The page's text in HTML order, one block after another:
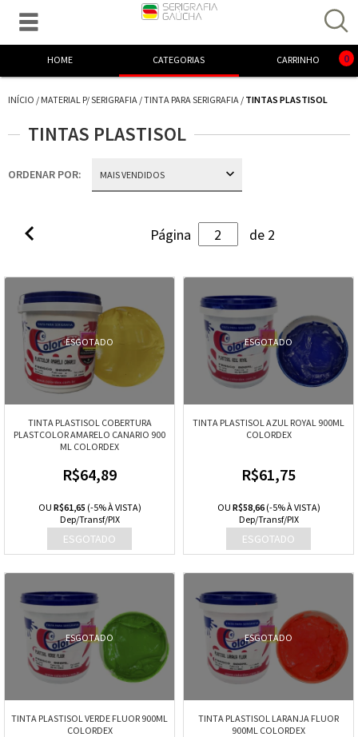
HOME CATEGORIAS CARRINHO 0
Excelente! Já adicionamos o produto ao carrinho.
INÍCIO / MATERIAL P/ SERIGRAFIA /TINTA PARA SERIGRAFIA / TINTAS PLASTISOL
TINTAS PLASTISOL
ORDENAR POR:
 Página de 2
ESGOTADO
TINTA PLASTISOL COBERTURA
PLASTCOLOR AMARELO CANARIO 900
ML COLORDEX
R$64,89
OU R$61,65 (-5% À VISTA)
Dep/Transf/PIX
ESGOTADO
TINTA PLASTISOL AZUL ROYAL 900ML
COLORDEX
R$61,75
OU R$58,66(-5% À VISTA)
Dep/Transf/PIX
ESGOTADO
TINTA PLASTISOL VERDE FLUOR 900ML
COLORDEX
ESGOTADO
TINTA PLASTISOL LARANJA FLUOR
900ML COLORDEX